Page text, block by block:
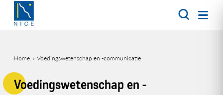
Overslaan
naar
gaanHome Voedingswetenschap en -communicatie
Voedingswetenschap en -